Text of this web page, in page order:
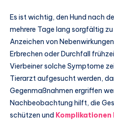
Es ist wichtig, den Hund nach
mehrere Tage lang sorgfältig
Anzeichen von
Erbrechen oder Durchfall
Vierbeiner solche Symptome
Tierarzt aufgesucht werden,
Gegenmaßnahmen ergriffen
Nachbeobachtung hilft, die
schützen und